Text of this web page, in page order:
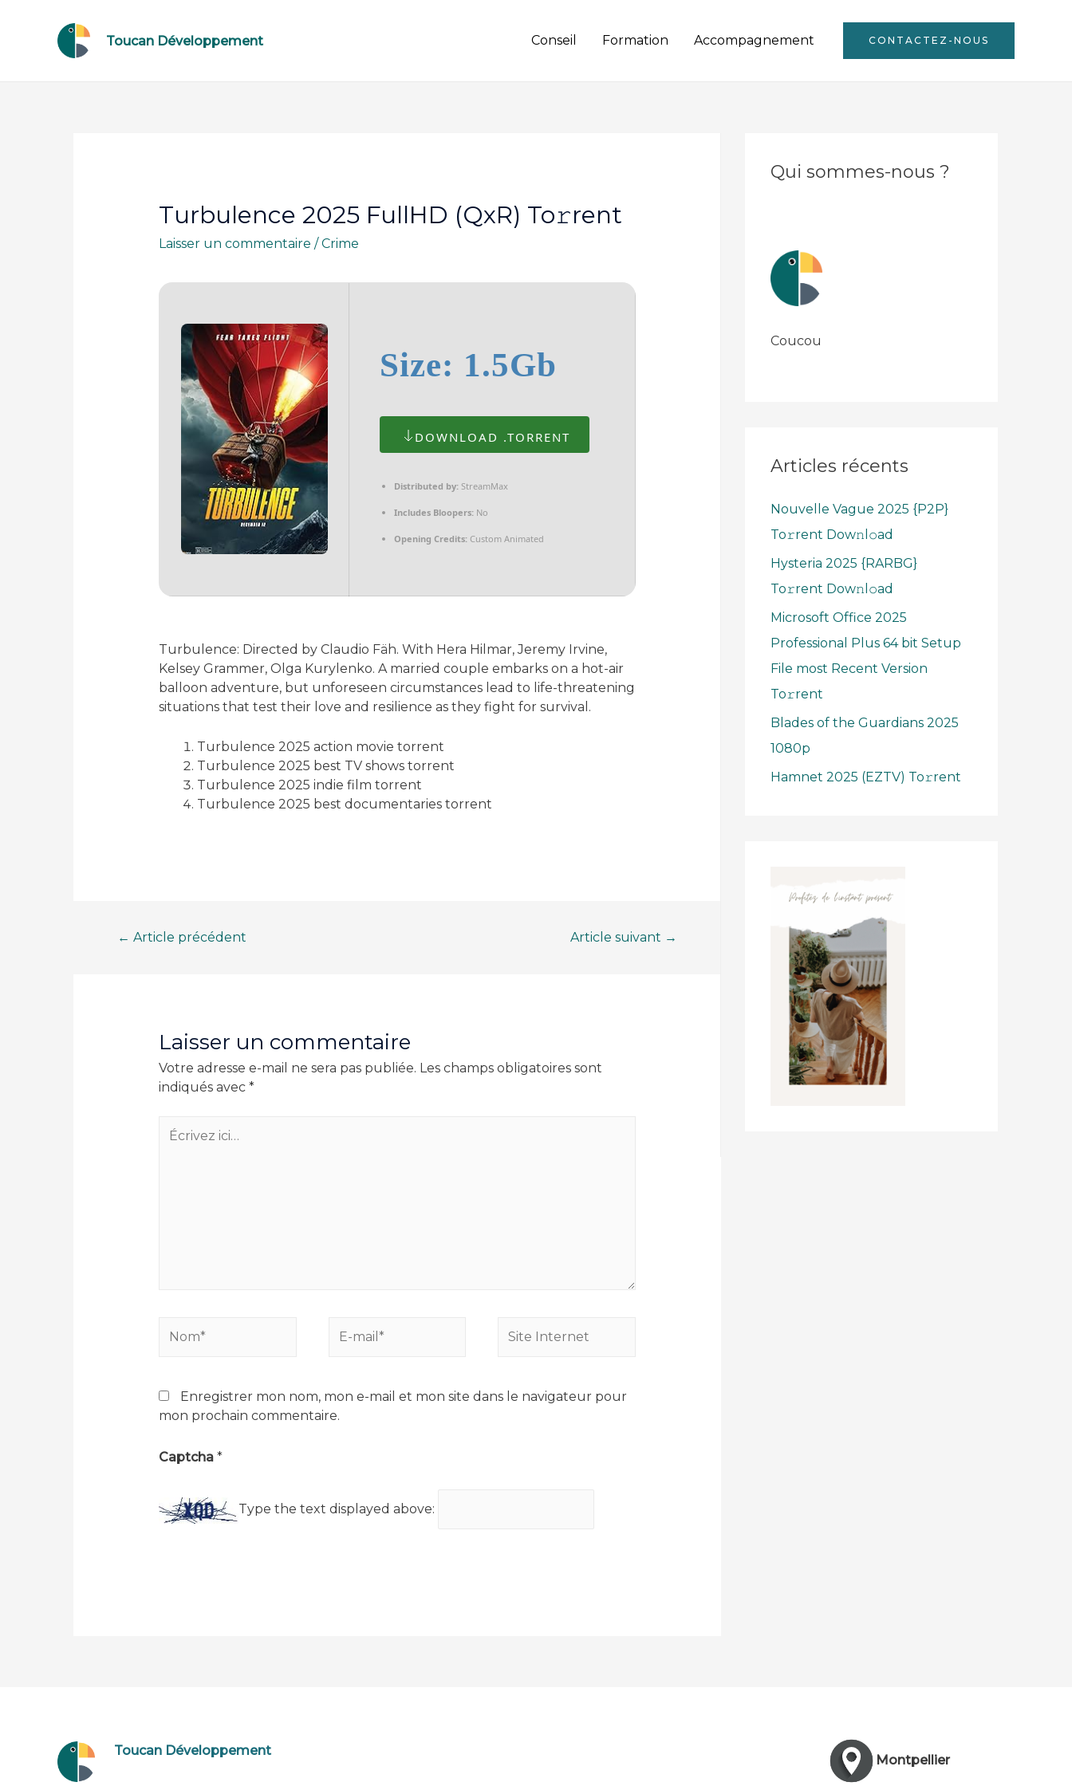
Toucan Développement Conseil Formation Accompagnement CONTACTEZ-NOUS
Turbulence 2025 FullHD (QxR) To𝚛rent
Laisser un commentaire /Crime
Size: 1.5Gb
DOWNLOAD .TORRENT
Distributed by: StreamMax
Includes Bloopers: No
Opening Credits: Custom Animated
Turbulence: Directed by Claudio Fäh. With Hera Hilmar, Jeremy Irvine,
Kelsey Grammer, Olga Kurylenko. A married couple embarks on a hot-air
balloon adventure, but unforeseen circumstances lead to life-threatening
situations that test their love and resilience as they fight for survival.
Turbulence 2025 action movie torrent
Turbulence 2025 best TV shows torrent
Turbulence 2025 indie film torrent
Turbulence 2025 best documentaries torrent
Navigation
← Article précédent Article suivant →
Laisser un commentaire
Votre adresse e-mail ne sera pas publiée. Les champs obligatoires sont
indiqués avec *
Écrivez
ici…
mail*
Internet
Enregistrer mon nom, mon e-mail et mon site dans le navigateur pour
mon prochain commentaire.
Captcha *
Type the text displayed above:
Qui sommes-nous ?
Coucou
Articles récents
Nouvelle Vague 2025 {P2P}
To𝚛rent Dow𝚗l𝚘ad
Hysteria 2025 {RARBG}
To𝚛rent Dow𝚗l𝚘ad
Microsoft Office 2025
Professional Plus 64 bit Setup
File most Recent Version
To𝚛rent
Blades of the Guardians 2025
1080p
Hamnet 2025 (EZTV) To𝚛rent
Toucan Développement
Montpellier